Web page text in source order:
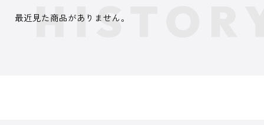
最近見た商品がありません。